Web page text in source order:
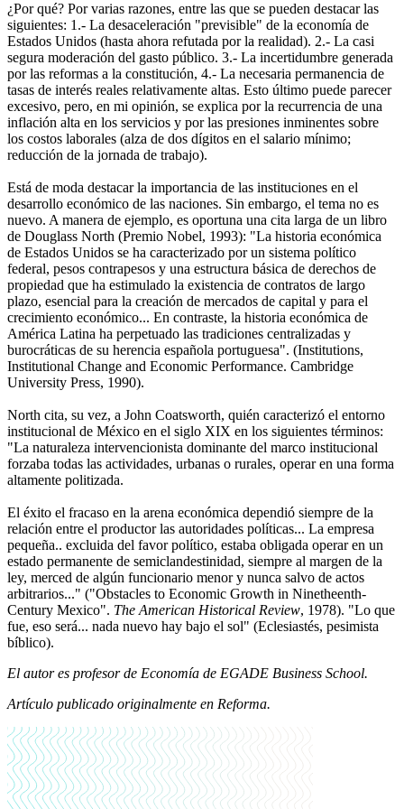
¿Por qué? Por varias razones, entre las que se pueden destacar las
siguientes: 1.- La desaceleración "previsible" de la economía de
Estados Unidos (hasta ahora refutada por la realidad). 2.- La casi
segura moderación del gasto público. 3.- La incertidumbre generada
por las reformas a la constitución, 4.- La necesaria permanencia de
tasas de interés reales relativamente altas. Esto último puede parecer
excesivo, pero, en mi opinión, se explica por la recurrencia de una
inflación alta en los servicios y por las presiones inminentes sobre
los costos laborales (alza de dos dígitos en el salario mínimo;
reducción de la jornada de trabajo).
Está de moda destacar la importancia de las instituciones en el
desarrollo económico de las naciones. Sin embargo, el tema no es
nuevo. A manera de ejemplo, es oportuna una cita larga de un libro
de Douglass North (Premio Nobel, 1993): "La historia económica
de Estados Unidos se ha caracterizado por un sistema político
federal, pesos contrapesos y una estructura básica de derechos de
propiedad que ha estimulado la existencia de contratos de largo
plazo, esencial para la creación de mercados de capital y para el
crecimiento económico... En contraste, la historia económica de
América Latina ha perpetuado las tradiciones centralizadas y
burocráticas de su herencia española portuguesa". (Institutions,
Institutional Change and Economic Performance. Cambridge
University Press, 1990).
North cita, su vez, a John Coatsworth, quién caracterizó el entorno
institucional de México en el siglo XIX en los siguientes términos:
"La naturaleza intervencionista dominante del marco institucional
forzaba todas las actividades, urbanas o rurales, operar en una forma
altamente politizada.
El éxito el fracaso en la arena económica dependió siempre de la
relación entre el productor las autoridades políticas... La empresa
pequeña.. excluida del favor político, estaba obligada operar en un
estado permanente de semiclandestinidad, siempre al margen de la
ley, merced de algún funcionario menor y nunca salvo de actos
arbitrarios..." ("Obstacles to Economic Growth in Ninetheenth-
Century Mexico". The American Historical Review, 1978). "Lo que
fue, eso será... nada nuevo hay bajo el sol" (Eclesiastés, pesimista
bíblico).
El autor es profesor de Economía de EGADE Business School.
Artículo publicado originalmente en Reforma.